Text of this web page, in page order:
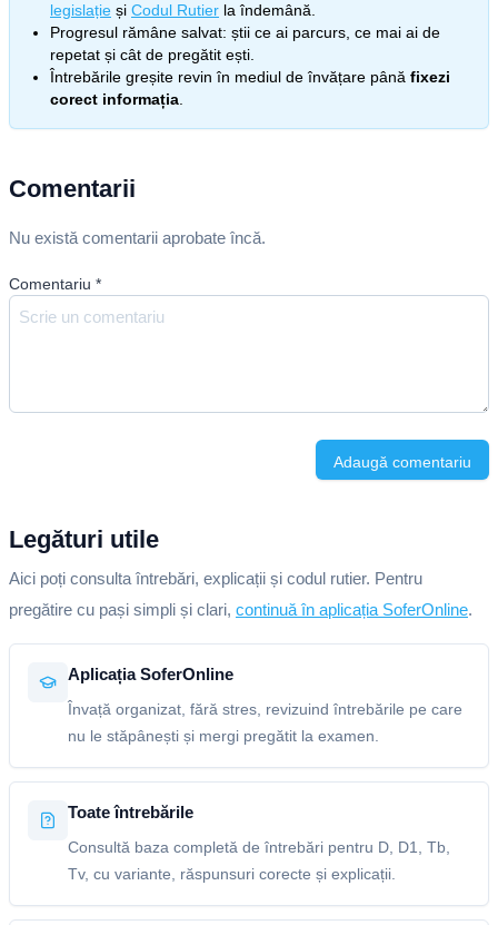
legislație și Codul Rutier la îndemână.
Progresul rămâne salvat: știi ce ai parcurs, ce mai ai de
repetat și cât de pregătit ești.
Întrebările greșite revin în mediul de învățare până fixezi
corect informația
Comentarii
Nu există comentarii aprobate încă.
Comentariu *
Adaugă comentariu
Legături utile
Aici poți consulta întrebări, explicații și codul rutier. Pentru
pregătire cu pași simpli și clari, continuă în aplicația SoferOnline.
Aplicația SoferOnline
Învață organizat, fără stres, revizuind întrebările pe care
nu le stăpânești și mergi pregătit la examen.
Toate întrebările
Consultă baza completă de întrebări pentru D, D1, Tb,
Tv, cu variante, răspunsuri corecte și explicații.